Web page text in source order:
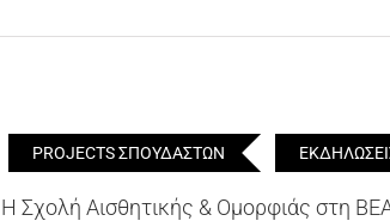
PROJECTS ΣΠΟΥΔΑΣΤΩΝ
Η Σχολή Αισθητικής & Ομορφιάς στη